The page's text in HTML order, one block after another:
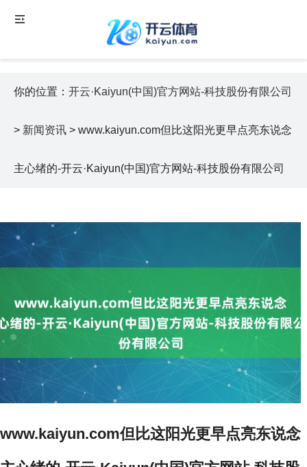
你的位置： 开云·Kaiyun(中国)官方网站-科技股份有限公司
> 新闻资讯 > www.kaiyun.com但比这阳光更早点亮东说念
主心绪的-开云·Kaiyun(中国)官方网站-科技股份有限公司
www.kaiyun.com但比这阳光更早点亮东说念